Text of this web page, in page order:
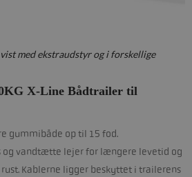
med ekstraudstyr og i forskellige
X-Line Bådtrailer til
gummibåde op til 15 fod.
og vandtætte lejer for længere levetid og
Kablerne ligger beskyttet i trailerens